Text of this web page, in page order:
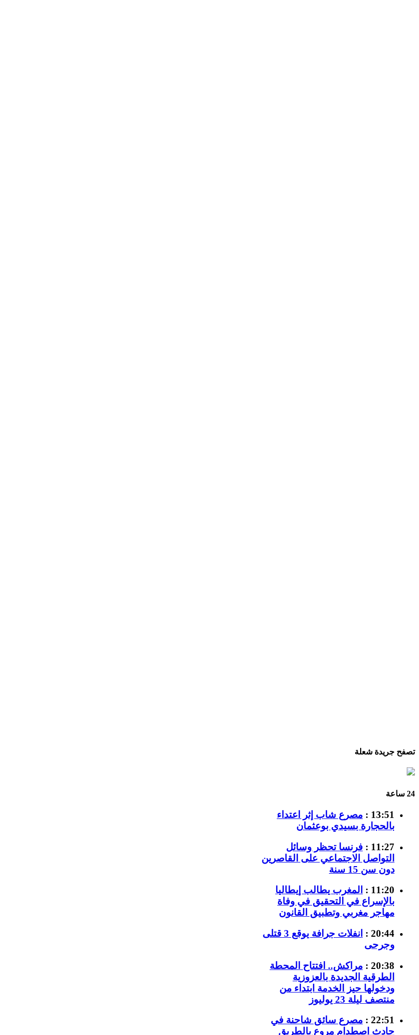
تصفح جريدة شعلة
24 ساعة
13:51 :
مصرع شاب إثر اعتداء
بالحجارة بسيدي بوعثمان
11:27 :
فرنسا تحظر وسائل
التواصل الاجتماعي على القاصرين
دون سن 15 سنة
11:20 :
المغرب يطالب إيطاليا
بالإسراع في التحقيق في وفاة
مهاجر مغربي وتطبيق القانون
20:44 :
انفلات جرافة يوقع 3 قتلى
وجرحى
20:38 :
مراكش.. افتتاح المحطة
الطرقية الجديدة بالعزوزية
ودخولها حيز الخدمة ابتداء من
منتصف ليلة 23 يوليوز
22:51 :
مصرع سائق شاحنة في
حادث اصطدام مروع بالطريق